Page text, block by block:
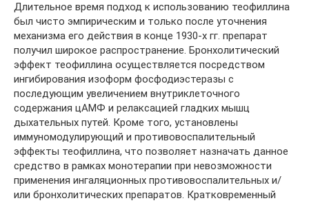
Длительное время подход к использованию теофиллина
был чисто эмпирическим и только после уточнения
механизма его действия в конце 1930-х гг. препарат
получил широкое распространение. Бронхолитический
эффект теофиллина осуществляется посредством
ингибирования изоформ фосфодиэстеразы с
последующим увеличением внутриклеточного
содержания цАМФ и релаксацией гладких мышц
дыхательных путей. Кроме того, установлены
иммуномодулирующий и противовоспалительный
эффекты теофиллина, что позволяет назначать данное
средство в рамках монотерапии при невозможности
применения ингаляционных противовоспалительных и/
или бронхолитических препаратов. Кратковременный